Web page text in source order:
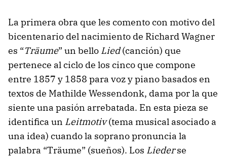
La primera obra que les comento con motivo del
bicentenario del nacimiento de Richard Wagner
es “Träume” un bello Lied(canción) que
pertenece al ciclo de los cinco que compone
entre 1857 y 1858 para voz y piano basados en
textos de Mathilde Wessendonk, dama por la que
siente una pasión arrebatada. En esta pieza se
identifica un Leitmotiv(tema musical asociado a
una idea) cuando la soprano pronuncia la
palabra “Träume” (sueños). Los Liederse